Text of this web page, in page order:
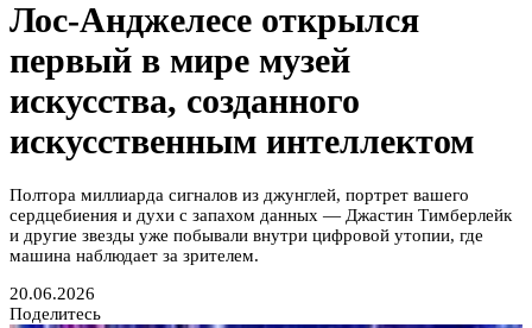
Лос-Анджелесе открылся
первый в мире музей
искусства, созданного
искусственным интеллектом
Полтора миллиарда сигналов из джунглей, портрет вашего
сердцебиения и духи с запахом данных — Джастин Тимберлейк
и другие звезды уже побывали внутри цифровой утопии, где
машина наблюдает за зрителем.
20.06.2026
Поделитесь